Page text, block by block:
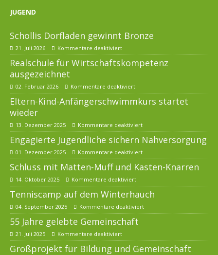
JUGEND
Schollis Dorfladen gewinnt Bronze
21. Juli 2026 Kommentare deaktiviert
Realschule für Wirtschaftskompetenz
ausgezeichnet
02. Februar 2026 Kommentare deaktiviert
Eltern-Kind-Anfängerschwimmkurs startet
wieder
13. Dezember 2025 Kommentare deaktiviert
Engagierte Jugendliche sichern Nahversorgung
01. Dezember 2025 Kommentare deaktiviert
Schluss mit Matten-Muff und Kasten-Knarren
14. Oktober 2025 Kommentare deaktiviert
Tenniscamp auf dem Winterhauch
04. September 2025 Kommentare deaktiviert
55 Jahre gelebte Gemeinschaft
21. Juli 2025 Kommentare deaktiviert
Großprojekt für Bildung und Gemeinschaft